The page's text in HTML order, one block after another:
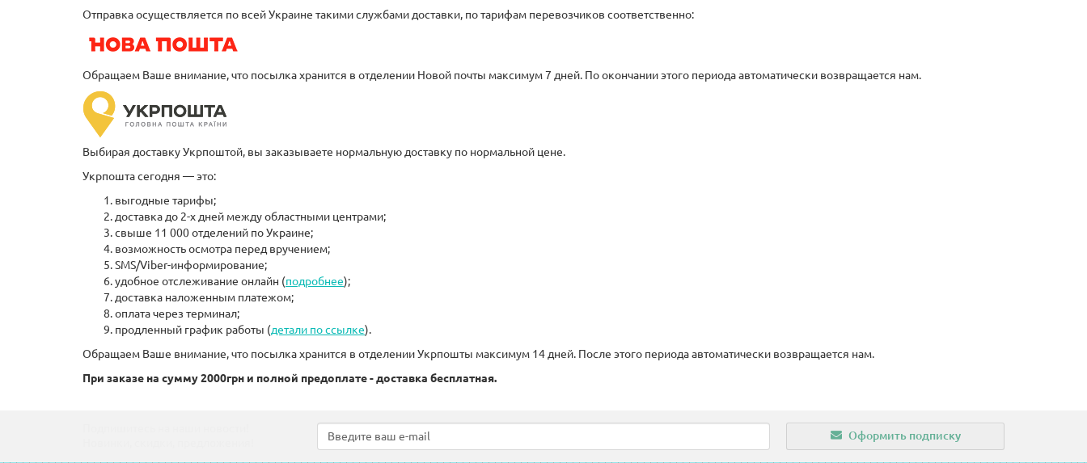
Отправка осуществляется по всей Украине такими службами доставки, по тарифам перевозчиков соответственно:
Обращаем Ваше внимание, что посылка хранится в отделении Новой почты максимум 7 дней. По окончании этого периода автоматически возвращается нам.
Выбирая доставку Укрпоштой, вы заказываете нормальную доставку по нормальной цене.
Укрпошта сегодня — это:
выгодные тарифы;
доставка до 2-х дней между областными центрами;
свыше 11 000 отделений по Украине;
возможность осмотра перед вручением;
SMS/Viber-информирование;
удобное отслеживание онлайн (подробнее);
доставка наложенным платежом;
оплата через терминал;
продленный график работы (детали по ссылке).
Обращаем Ваше внимание, что посылка хранится в отделении Укрпошты максимум 14 дней. После этого периода автоматически возвращается нам.
При заказе на сумму 2000грн и полной предоплате - доставка бесплатная.
Оформить подписку